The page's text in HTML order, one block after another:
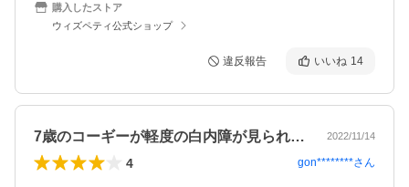
購入したストア
ウィズペティ公式ショップ
違反報告 いいね 14
7歳のコーギーが軽度の白内障が見られる… 2022/11/14
4 gon********さん